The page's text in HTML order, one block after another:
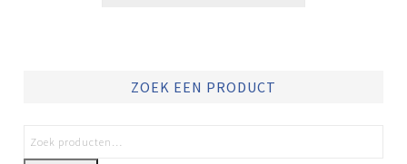
ZOEK EEN PRODUCT